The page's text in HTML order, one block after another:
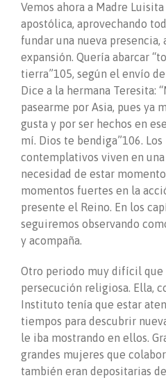
Vemos ahora a Madre
apostólica, aprovechando
fundar una nueva presencia,
expansión. Quería abarcar
tierra”105, según el envío
Dice a la hermana Teresita:
pasearme por Asia, pues ya
gusta y por ser hechos en
mí. Dios te bendiga”106.
contemplativos viven en
necesidad de estar
momentos fuertes en la
presente el Reino. En los
seguiremos observando
y acompaña.
Otro periodo muy difícil
persecución religiosa. Ella,
Instituto tenía que estar
tiempos para descubrir
le iba mostrando en ellos.
grandes mujeres que
también eran depositarias